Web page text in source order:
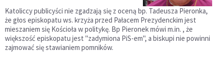
Katoliccy publicyści nie zgadzają się z oceną bp. Tadeusza Pieronka,
że głos episkopatu ws. krzyża przed Pałacem Prezydenckim jest
mieszaniem się Kościoła w politykę. Bp Pieronek mówi m.in. , że
większość episkopatu jest "zadymiona PiS-em", a biskupi nie powinni
zajmować się stawianiem pomników.